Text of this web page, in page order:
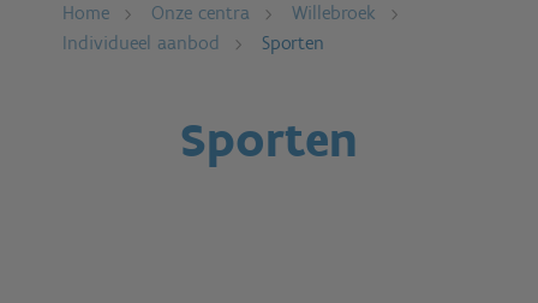
Home Onze centra
Willebroek
Individueel aanbod
Sporten
Sporten